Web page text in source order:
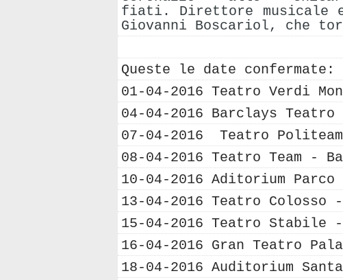
fiati. Direttore musicale
Giovanni Boscariol, che
Queste le date confermate:
01-04-2016 Teatro Verdi
04-04-2016 Barclays Teatro
07-04-2016 Teatro
08-04-2016 Teatro Team -
10-04-2016 Aditorium Parco
13-04-2016 Teatro Colosso
15-04-2016 Teatro Stabile
16-04-2016 Gran Teatro
18-04-2016 Auditorium